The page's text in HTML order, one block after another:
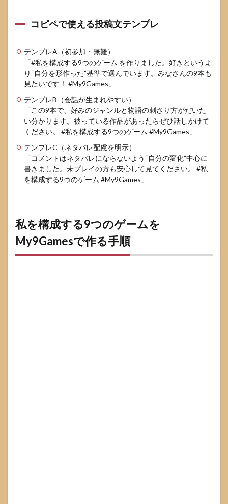
こと
反応
がも
らい
やす
い投
稿文
の型
6
私を
する
9つ
のゲ
ーム
くあ
ルと
コピペで使える投稿文テンプレ
テンプレA（初参加・無難）
「#私を構成する9つのゲーム を作りました。好きというよ
り“自分を形作った”基準で選んでいます。みなさんの9本も
見たいです！ #My9Games」
テンプレB（会話が生まれやすい）
「この9本で、好みのジャンルと物語の刺さり方がだいた
い分かります。被っている作品があったらぜひ話しかけて
ください。 #私を構成する9つのゲーム #My9Games」
テンプレC（ネタバレ配慮を明示）
「コメントはネタバレにならないよう“自分の変化”中心に
書きました。未プレイの方も安心して見てください。 #私
を構成する9つのゲーム #My9Games」
私を構成する9つのゲームを
My9Gamesで作る手順